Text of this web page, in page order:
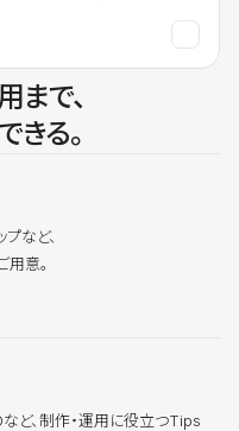
まで、
きる。
など、
意。
ど、制作・運用に役立つTips